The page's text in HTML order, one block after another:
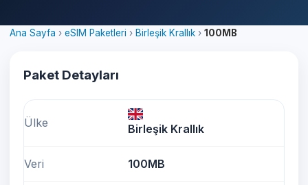
Ana Sayfa › eSIM Paketleri › Birleşik Krallık › 100MB
Paket Detayları
Ülke Birleşik Krallık
Veri 100MB